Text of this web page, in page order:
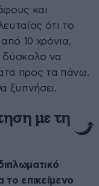
και
ότι το
10 χρόνια,
δύσκολο να
προς τα πάνω.
ξυπνήσει.
με τη
το επικείμενο